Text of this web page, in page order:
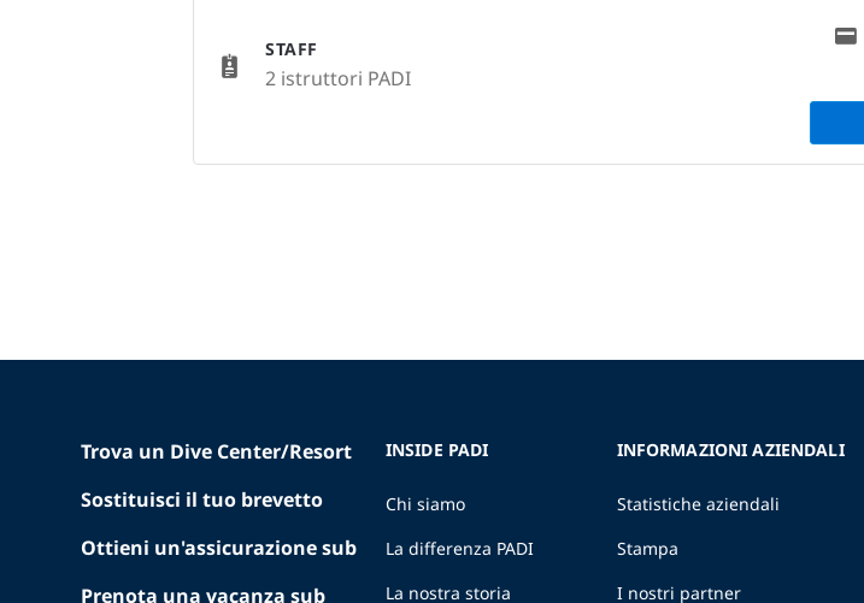
STAFF
2 istruttori PADI
Trova un Dive Center/Resort
Sostituisci il tuo brevetto
Ottieni un'assicurazione sub
Prenota una vacanza sub
INSIDE PADI
Chi siamo
La differenza PADI
La nostra storia
INFORMAZIONI AZIENDALI
Statistiche aziendali
Stampa
I nostri partner